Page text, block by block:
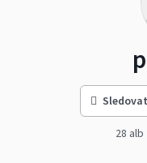
Sledovat
28 alb